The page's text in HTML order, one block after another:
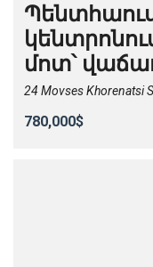
մոտ՝
24 Movses Khorenatsi
780,000$